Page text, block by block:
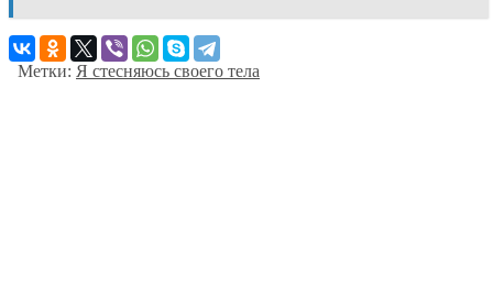
Метки: Я стесняюсь своего тела